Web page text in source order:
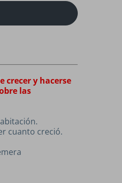
crecer y hacerse
las
cuanto creció.